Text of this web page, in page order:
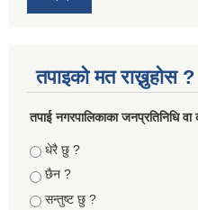
तपाइको मत राख्नुहोस ?
तपा‌ई नगरपालिकाका जनप्रतिनिधि
Choices
धेरै छु ?
छैन ?
सन्तुष्ट छु ?